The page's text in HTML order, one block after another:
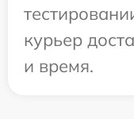
курьер
и время.